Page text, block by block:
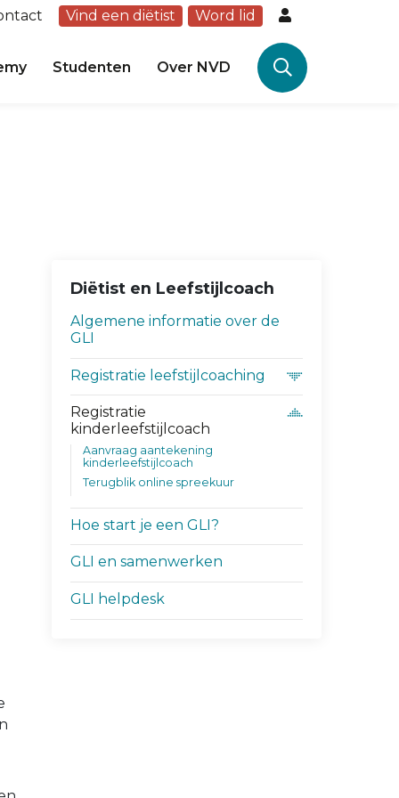
Vind een diëtist Word lid
Studenten Over NVD
Diëtist en Leefstijlcoach
Algemene informatie over de
GLI
Registratie leefstijlcoaching
Registratie
kinderleefstijlcoach
Aanvraag aantekening
kinderleefstijlcoach
Terugblik online spreekuur
Hoe start je een GLI?
GLI en samenwerken
GLI helpdesk